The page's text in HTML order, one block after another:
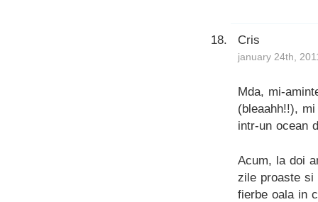
Cris
january 24th,
Mda, mi-
(bleaahh!!),
intr-un ocean
Acum, la doi
zile proaste si
fierbe oala in